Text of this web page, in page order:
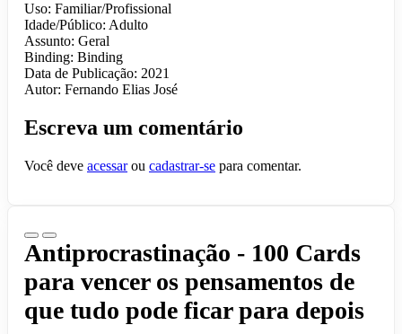
Uso: Familiar/Profissional
Idade/Público: Adulto
Assunto: Geral
Binding: Binding
Data de Publicação: 2021
Autor: Fernando Elias José
Escreva um comentário
Você deve acessarou cadastrar-se para comentar.
Antiprocrastinação - 100 Cards
para vencer os pensamentos de
que tudo pode ficar para depois